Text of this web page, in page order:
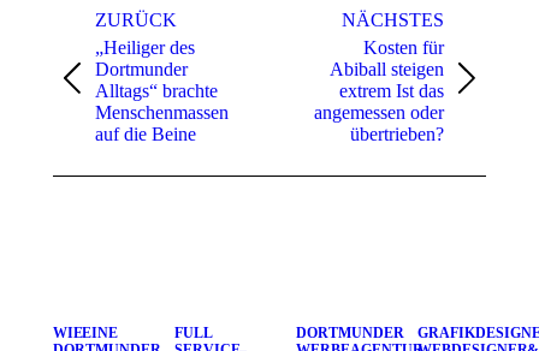
ZURÜCK
Vorheriger
Beitrag:
„Heiliger des
Dortmunder
Alltags“ brachte
Menschenmassen
auf die Beine
NÄCHSTES
Nächster
Beitrag:
Kosten für
Abiball steigen
extrem Ist das
angemessen oder
übertrieben?
WIE EINE
FULL
DORTMUNDER